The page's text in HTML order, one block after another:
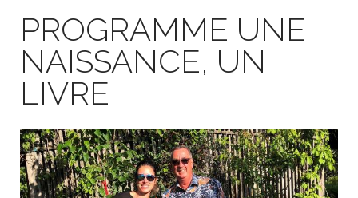
PROGRAMME UNE
NAISSANCE, UN
LIVRE